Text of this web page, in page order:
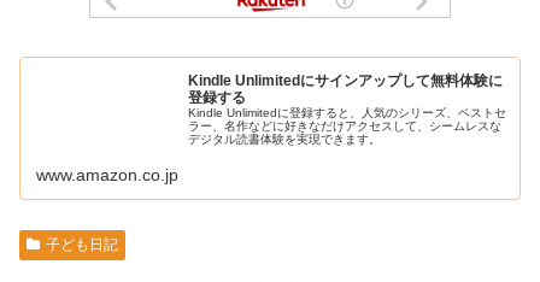
Kindle Unlimitedにサインアップして無料体験に
登録する
Kindle Unlimitedに登録すると、人気のシリーズ、ベストセ
ラー、名作などに好きなだけアクセスして、シームレスな
デジタル読書体験を実現できます。
www.amazon.co.jp
子ども日記